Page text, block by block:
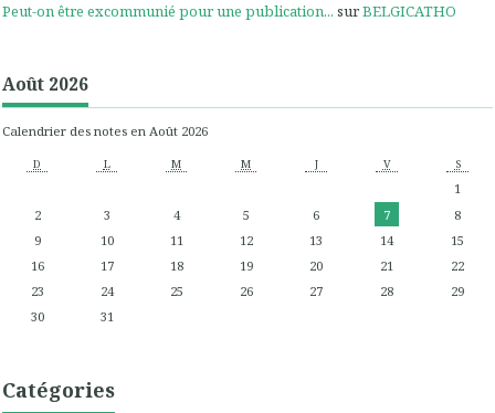
Peut-on être excommunié pour une publication... surBELGICATHO
Août 2026
Calendrier des notes en Août 2026
D L M M J V S
1
2
3 4 5 6 7
8
9
10 11 12 13 14
15
16
17 18 19 20 21
22
23
24 25 26 27 28
29
30
31
Catégories